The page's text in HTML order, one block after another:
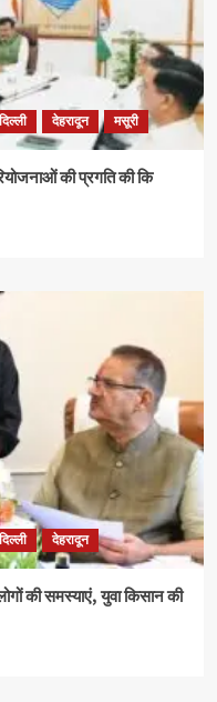
देहरादून मसूरी
की प्रगति की कि
देहरादून
की समस्याएं, युवा किसान की